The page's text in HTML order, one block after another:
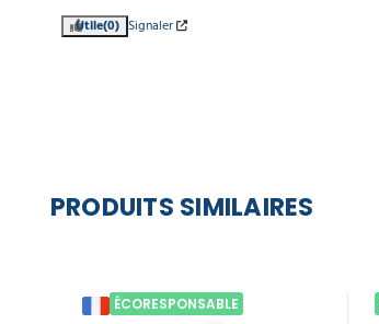
PRODUITS SIMILAIRES
ÉCORESPONSABLE
Utile(0) Signaler